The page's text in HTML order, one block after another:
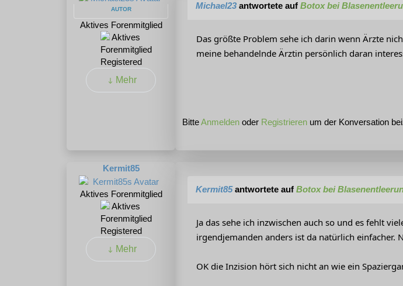
AUTOR
Aktives Forenmitglied
Registered
Mehr
Michael23 antwortete auf Botox bei
Das größte Problem sehe ich darin wenn Ärzte
meine behandelnde Ärztin persönlich daran
BitteAnmelden oder Registrieren um der Konversation
Kermit85
Aktives Forenmitglied
Registered
Mehr
Kermit85antwortete auf Botox bei
Ja das sehe ich inzwischen auch so und es fehlt
irgendjemanden anders ist da natürlich einfacher.
OK die Inzision hört sich nicht an wie ein